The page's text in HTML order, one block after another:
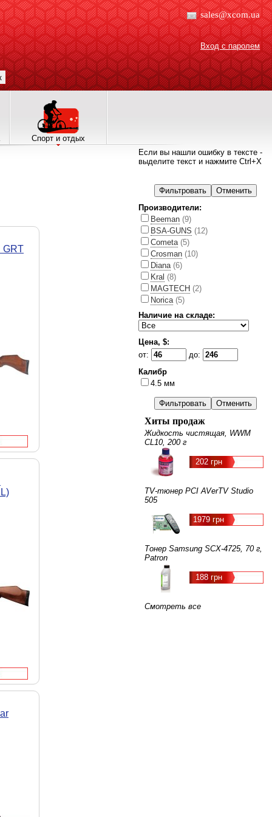
sales@xcom.ua
Вход с паролем
Спорт и отдых
GRT
Если вы нашли ошибку в тексте -
выделите текст и нажмите Ctrl+X
Производители:
Beeman (9)
BSA-GUNS (12)
Cometa (5)
Crosman (10)
Diana (6)
Kral (8)
MAGTECH (2)
Norica (5)
Наличие на складе:
Цена, $:
от:
до:
Калибр
4.5 мм
Хиты продаж
Жидкость чистящая, WWM
CL10, 200 г
202 грн
TV-тюнер PCI AVerTV Studio
505
1979 грн
Тонер Samsung SCX-4725, 70 г,
Patron
188 грн
Смотреть все